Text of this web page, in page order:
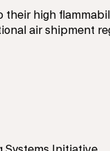
high
air shipment